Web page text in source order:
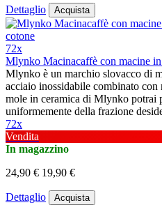
Dettaglio Acquista
72x
Mlynko Macinacaffè con macine
Mlynko è un marchio slovacco di
acciaio inossidabile combinato
mole in ceramica di Mlynko potrai
uniformemente della frazione
72x
Vendita
In magazzino
24,90 € 19,90 €
Dettaglio Acquista